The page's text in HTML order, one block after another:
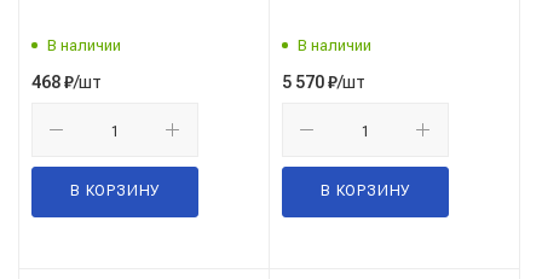
В наличии
468₽/шт
В КОРЗИНУ
В наличии
5 570₽/шт
В КОРЗИНУ